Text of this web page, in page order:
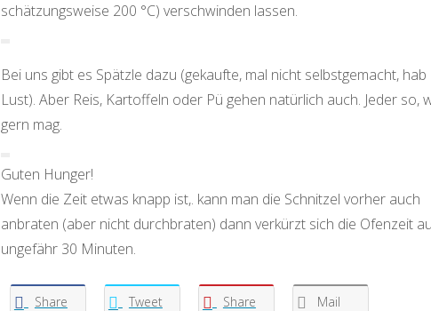
schätzungsweise 200 °C) verschwinden lassen.
Bei uns gibt es Spätzle dazu (gekaufte, mal nicht selbstgemacht, hab
Lust). Aber Reis, Kartoffeln oder Pü gehen natürlich auch. Jeder so,
gern mag.
Guten Hunger!
Wenn die Zeit etwas knapp ist,. kann man die Schnitzel vorher auch
anbraten (aber nicht durchbraten) dann verkürzt sich die Ofenzeit
ungefähr 30 Minuten.
Share Tweet Share Mail